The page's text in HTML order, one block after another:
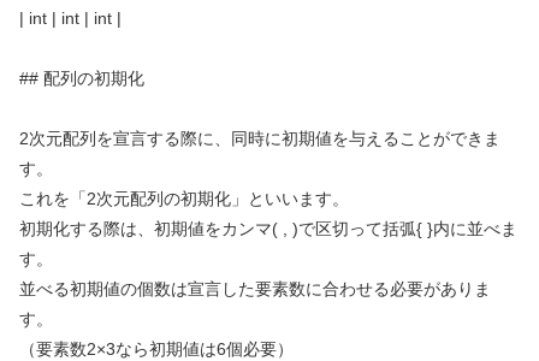
| int | int | int |
## 配列の初期化
2次元配列を宣言する際に、同時に初期値を与えることができま
す。
これを「2次元配列の初期化」といいます。
初期化する際は、初期値をカンマ( , )で区切って括弧{ }内に並べま
す。
並べる初期値の個数は宣言した要素数に合わせる必要がありま
す。
（要素数2×3なら初期値は6個必要）